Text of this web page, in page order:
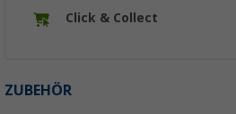
Click & Collect
ZUBEHÖR